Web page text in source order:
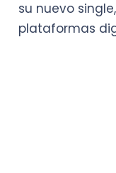
su nuevo
plataformas